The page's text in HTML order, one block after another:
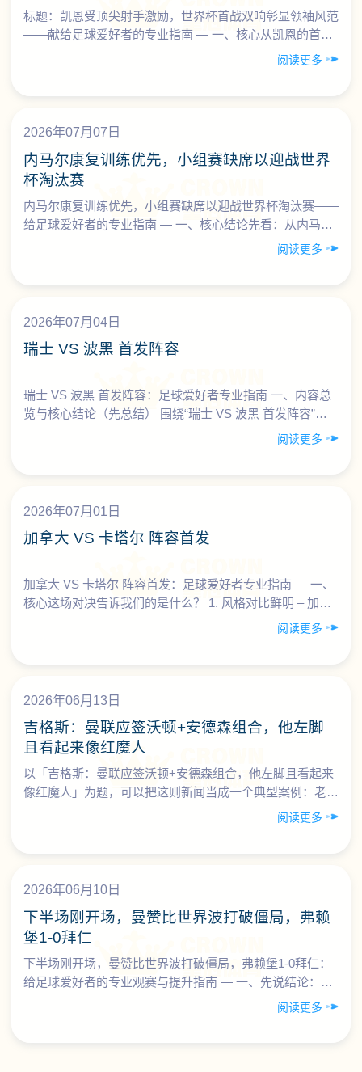
标题：凯恩受顶尖射手激励，世界杯首战双响彰显领袖风范
——献给足球爱好者的专业指南 — 一、核心从凯恩的首战
双响，看“顶级射手+领袖气质”的完整范本 以哈里·凯恩……
阅读更多
2026年07月07日
内马尔康复训练优先，小组赛缺席以迎战世界
杯淘汰赛
内马尔康复训练优先，小组赛缺席以迎战世界杯淘汰赛——
给足球爱好者的专业指南 — 一、核心结论先看：从内马尔
的选择中，你能学到什么？ 围绕“内马尔康复训练优先，
阅读更多
2026年07月04日
瑞士 VS 波黑 首发阵容
瑞士 VS 波黑 首发阵容：足球爱好者专业指南 一、内容总
览与核心结论（先总结） 围绕“瑞士 VS 波黑 首发阵容”的
分析，本指南主要帮助足球爱好者从阵容层面理解两队的
阅读更多
2026年07月01日
加拿大 VS 卡塔尔 阵容首发
加拿大 VS 卡塔尔 阵容首发：足球爱好者专业指南 — 一、
核心这场对决告诉我们的是什么？ 1. 风格对比鲜明 – 加拿
阅读更多
2026年06月13日
吉格斯：曼联应签沃顿+安德森组合，他左脚
且看起来像红魔人
以「吉格斯：曼联应签沃顿+安德森组合，他左脚且看起来
像红魔人」为题，可以把这则新闻当成一个典型案例：老一
代名宿如何看待新生代天才，以及作为球迷/足球爱好者，
阅读更多
2026年06月10日
下半场刚开场，曼赞比世界波打破僵局，弗赖
堡1-0拜仁
下半场刚开场，曼赞比世界波打破僵局，弗赖堡1-0拜仁：
给足球爱好者的专业观赛与提升指南 — 一、先说结论：这
场面，对球迷是“观赛教科书” 围绕“下半场刚开场，曼……
阅读更多